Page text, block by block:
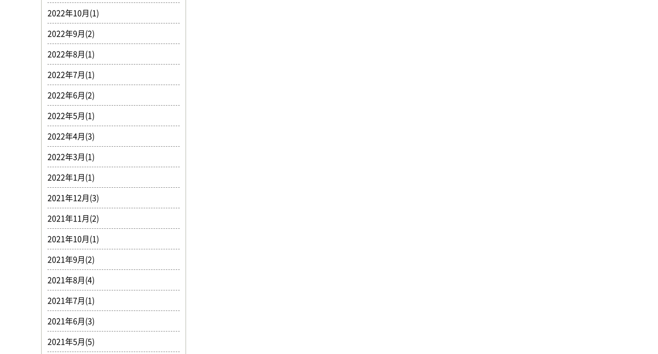
2022年10月(1)
2022年9月(2)
2022年8月(1)
2022年7月(1)
2022年6月(2)
2022年5月(1)
2022年4月(3)
2022年3月(1)
2022年1月(1)
2021年12月(3)
2021年11月(2)
2021年10月(1)
2021年9月(2)
2021年8月(4)
2021年7月(1)
2021年6月(3)
2021年5月(5)